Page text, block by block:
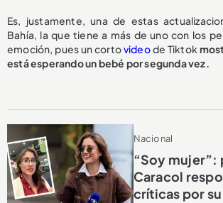
Es, justamente, una de estas
Bahía, la que tiene a más de uno con los
emoción, pues un cortovideode Tiktok
está esperando un bebé por segunda vez.
Nacional
“Soy
Caracol
críticas por